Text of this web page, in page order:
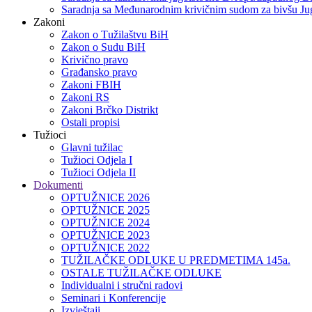
Saradnja sa Međunarodnim krivičnim sudom za bivšu
Zakoni
Zakon o Тužilaštvu BiH
Zakon o Sudu BiH
Krivično pravo
Građansko pravo
Zakoni FBIH
Zakoni RS
Zakoni Brčko Distrikt
Ostali propisi
Tužioci
Glavni tužilac
Tužioci Odjela I
Tužioci Odjela II
Dokumenti
OPTUŽNICE 2026
OPTUŽNICE 2025
OPTUŽNICE 2024
OPTUŽNICE 2023
OPTUŽNICE 2022
TUŽILAČKE ODLUKE U PREDMETIMA 145a.
OSTALE TUŽILAČKE ODLUKE
Individualni i stručni radovi
Seminari i Konferencije